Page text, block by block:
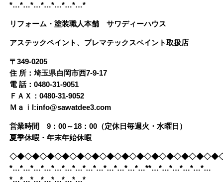
*…*…*…*…*…*…*…*
リフォーム・塗装職人本舗 サワディーハウス
アステックペイント、プレマテックスペイント取扱店
〒349-0205
住 所：埼玉県白岡市西7-9-17
電 話：0480-31-9051
ＦＡＸ：0480-31-9052
Ｍａｉl:info@sawatdee3.com
営業時間 9：00～18：00（定休日毎週火・水曜日）
夏季休暇・年末年始休暇
*…*…*…*…*…*…*…*…*…*…*…*…*…**…*…*…*…*…*…
*…*…*…*…*…*…*…*